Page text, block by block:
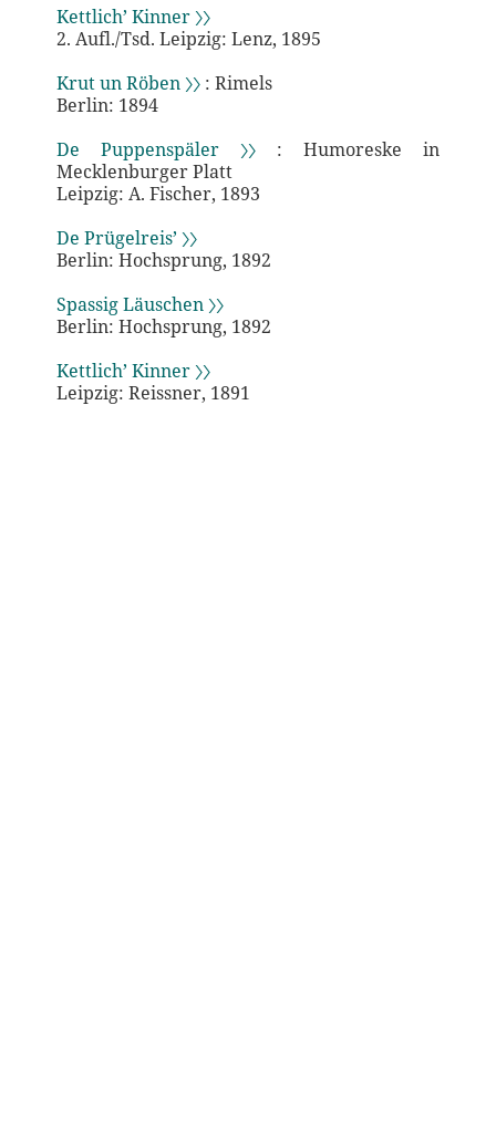
Kettlich’ Kinner 〉〉
2. Aufl./Tsd. Leipzig: Lenz, 1895
Krut un Röben 〉〉: Rimels
Berlin: 1894
De Puppenspäler 〉〉: Humoreske in
Mecklenburger Platt
Leipzig: A. Fischer, 1893
De Prügelreis’ 〉〉
Berlin: Hochsprung, 1892
Spassig Läuschen 〉〉
Berlin: Hochsprung, 1892
Kettlich’ Kinner 〉〉
Leipzig: Reissner, 1891